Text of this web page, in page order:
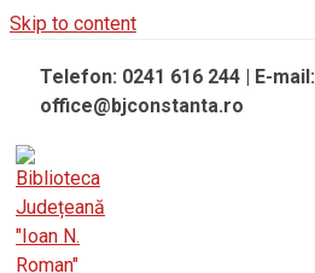
Skip to content
Telefon: 0241 616 244 | E-mail:
office@bjconstanta.ro